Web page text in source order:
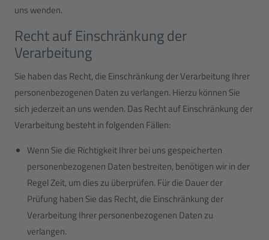
uns wenden.
Recht auf Einschränkung der
Verarbeitung
Sie haben das Recht, die Einschränkung der Verarbeitung Ihrer
personenbezogenen Daten zu verlangen. Hierzu können Sie
sich jederzeit an uns wenden. Das Recht auf Einschränkung der
Verarbeitung besteht in folgenden Fällen:
Wenn Sie die Richtigkeit Ihrer bei uns gespeicherten
personenbezogenen Daten bestreiten, benötigen wir in der
Regel Zeit, um dies zu überprüfen. Für die Dauer der
Prüfung haben Sie das Recht, die Einschränkung der
Verarbeitung Ihrer personenbezogenen Daten zu
verlangen.